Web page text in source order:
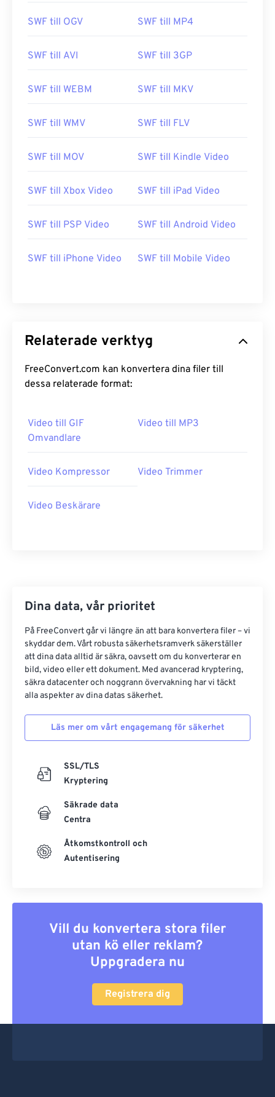
SWF till OGV SWF till MP4
SWF till AVI SWF till 3GP
SWF till WEBM SWF till MKV
SWF till WMV SWF till FLV
SWF till MOV SWF till Kindle Video
SWF till Xbox Video SWF till iPad Video
SWF till PSP Video SWF till Android Video
SWF till iPhone Video SWF till Mobile Video
Relaterade verktyg
FreeConvert.com kan konvertera dina filer till
dessa relaterade format:
Video till GIF
Omvandlare
Video till MP3
Video Kompressor Video Trimmer
Video Beskärare
Dina data, vår prioritet
På FreeConvert går vi längre än att bara konvertera filer – vi
skyddar dem. Vårt robusta säkerhetsramverk säkerställer
att dina data alltid är säkra, oavsett om du konverterar en
bild, video eller ett dokument. Med avancerad kryptering,
säkra datacenter och noggrann övervakning har vi täckt
alla aspekter av dina datas säkerhet.
Läs mer om vårt engagemang för säkerhet
SSL/TLS
Kryptering
Säkrade data
Centra
Åtkomstkontroll och
Autentisering
Vill du konvertera stora filer
utan kö eller reklam?
Uppgradera nu
Registrera dig